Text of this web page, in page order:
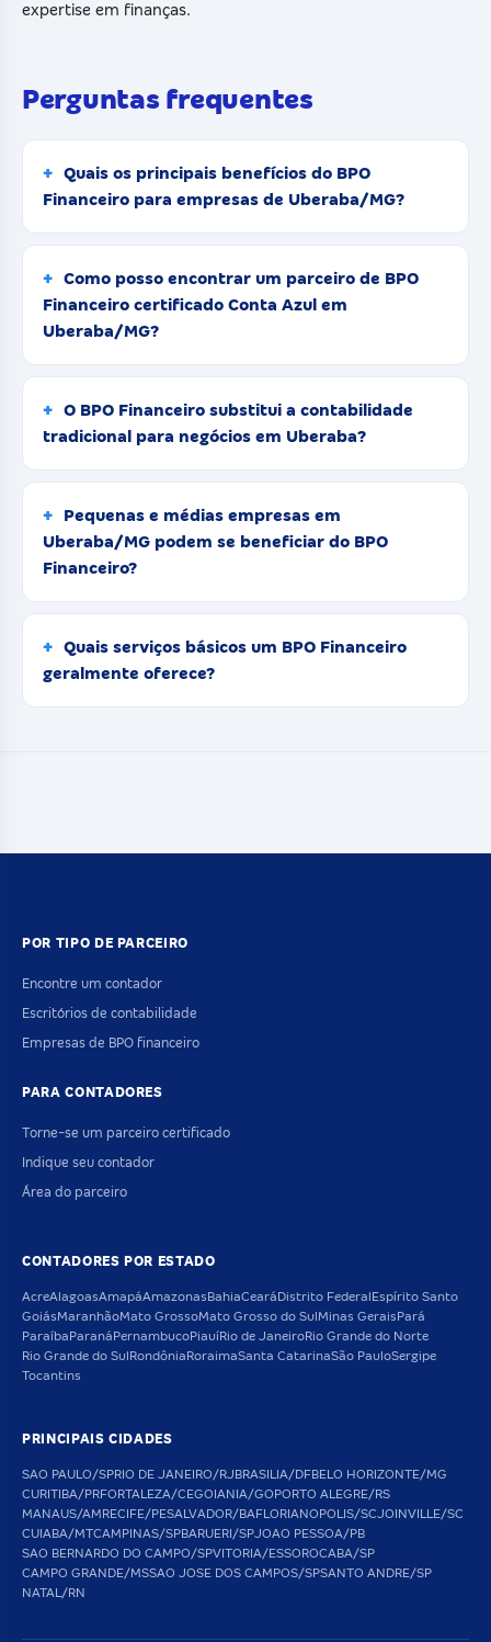
expertise em finanças.
Perguntas frequentes
Quais os principais benefícios do BPO
Financeiro para empresas de Uberaba/MG?
Como posso encontrar um parceiro de BPO
Financeiro certificado Conta Azul em
Uberaba/MG?
O BPO Financeiro substitui a contabilidade
tradicional para negócios em Uberaba?
Pequenas e médias empresas em
Uberaba/MG podem se beneficiar do BPO
Financeiro?
Quais serviços básicos um BPO Financeiro
geralmente oferece?
POR TIPO DE PARCEIRO
Encontre um contador
Escritórios de contabilidade
Empresas de BPO financeiro
PARA CONTADORES
Torne-se um parceiro certificado
Indique seu contador
Área do parceiro
CONTADORES POR ESTADO
AcreAlagoasAmapáAmazonasBahiaCearáDistrito FederalEspírito Santo
GoiásMaranhãoMato GrossoMato Grosso do SulMinas GeraisPará
ParaíbaParanáPernambucoPiauíRio de JaneiroRio Grande do Norte
Rio Grande do SulRondôniaRoraimaSanta CatarinaSão PauloSergipe
Tocantins
PRINCIPAIS CIDADES
SAO PAULO/SPRIO DE JANEIRO/RJBRASILIA/DFBELO HORIZONTE/MG
CURITIBA/PRFORTALEZA/CEGOIANIA/GOPORTO ALEGRE/RS
MANAUS/AMRECIFE/PESALVADOR/BAFLORIANOPOLIS/SCJOINVILLE/SC
CUIABA/MTCAMPINAS/SPBARUERI/SPJOAO PESSOA/PB
SAO BERNARDO DO CAMPO/SPVITORIA/ESSOROCABA/SP
CAMPO GRANDE/MSSAO JOSE DOS CAMPOS/SPSANTO ANDRE/SP
NATAL/RN